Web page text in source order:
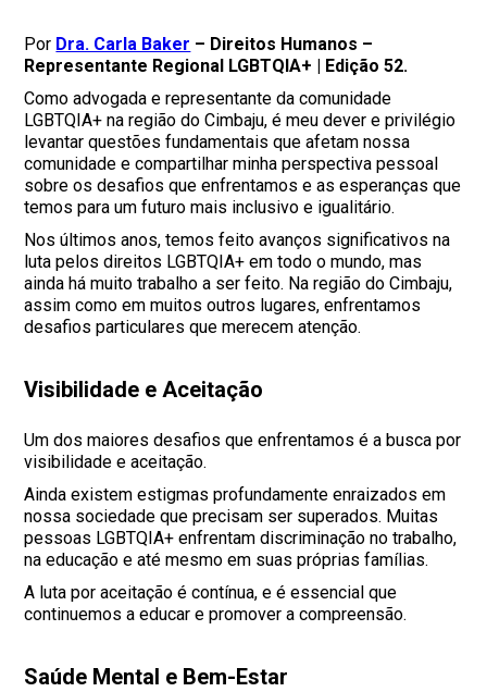
Por Dra. Carla Baker – Direitos Humanos –
Representante Regional LGBTQIA+ | Edição 52.
Como advogada e representante da comunidade
LGBTQIA+ na região do Cimbaju, é meu dever e privilégio
levantar questões fundamentais que afetam nossa
comunidade e compartilhar minha perspectiva pessoal
sobre os desafios que enfrentamos e as esperanças que
temos para um futuro mais inclusivo e igualitário.
Nos últimos anos, temos feito avanços significativos na
luta pelos direitos LGBTQIA+ em todo o mundo, mas
ainda há muito trabalho a ser feito. Na região do Cimbaju,
assim como em muitos outros lugares, enfrentamos
desafios particulares que merecem atenção.
Visibilidade e Aceitação
Um dos maiores desafios que enfrentamos é a busca por
visibilidade e aceitação.
Ainda existem estigmas profundamente enraizados em
nossa sociedade que precisam ser superados. Muitas
pessoas LGBTQIA+ enfrentam discriminação no trabalho,
na educação e até mesmo em suas próprias famílias.
A luta por aceitação é contínua, e é essencial que
continuemos a educar e promover a compreensão.
Saúde Mental e Bem-Estar